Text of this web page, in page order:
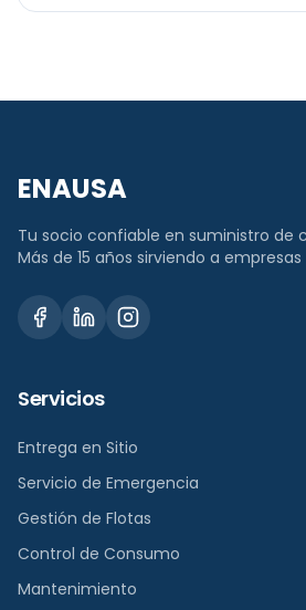
ENAUSA
Tu socio confiable en suministro de
Más de 15 años sirviendo a
Servicios
Entrega en Sitio
Servicio de Emergencia
Gestión de Flotas
Control de Consumo
Mantenimiento